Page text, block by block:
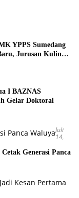
YPPS Sumedang
Jurusan Kuliner
I BAZNAS
Gelar Doktoral
Juli
14,
Generasi Panca